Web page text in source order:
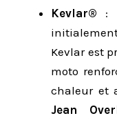
Kevlar® :
Kevlar est
moto
chaleur et
Jean